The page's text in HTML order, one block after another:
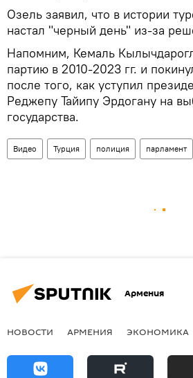
Озель заявил, что в истории
настал "черный день" из-за
Напомним, Кемаль
партию в 2010-2023 гг. и
после того, как уступил
Реджепу Тайипу Эрдогану на
государства.
Видео Турция полиция парламент
Армения
НОВОСТИ АРМЕНИЯ ЭКОНОМИКА